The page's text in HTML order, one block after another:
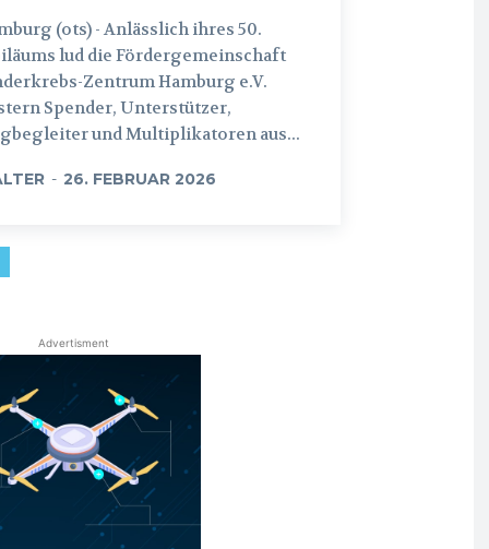
(ots) - Anlässlich ihres 50.
lud die Fördergemeinschaft
Zentrum Hamburg e.V.
Spender, Unterstützer,
und Multiplikatoren aus...
- 26. FEBRUAR 2026
Advertisment